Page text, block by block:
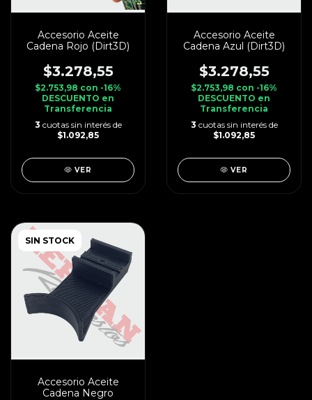
Accesorio Aceite
Cadena Rojo (Dirt3D)
$3.278,55
$2.753,98 con -16%
DESCUENTO en
Transferencia
3 cuotas sin interés de
$1.092,85
VER
Accesorio Aceite
Cadena Azul (Dirt3D)
$3.278,55
$2.753,98 con -16%
DESCUENTO en
Transferencia
3 cuotas sin interés de
$1.092,85
VER
SIN STOCK
Accesorio Aceite
Cadena Negro